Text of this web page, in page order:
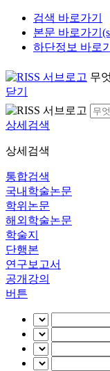
검색 바로가기
본문 바로가기
하단정보 바로
무
닫기
상세검색
상세검색
통합검색
국내학술논문
학위논문
해외학술논문
학술지
단행본
연구보고서
공개강의
버튼